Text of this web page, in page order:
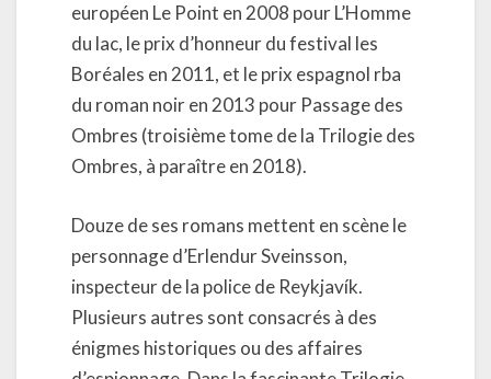
européen Le Point en 2008 pour L’Homme
du lac, le prix d’honneur du festival les
Boréales en 2011, et le prix espagnol rba
du roman noir en 2013 pour Passage des
Ombres (troisième tome de la Trilogie des
Ombres, à paraître en 2018).
Douze de ses romans mettent en scène le
personnage d’Erlendur Sveinsson,
inspecteur de la police de Reykjavík.
Plusieurs autres sont consacrés à des
énigmes historiques ou des affaires